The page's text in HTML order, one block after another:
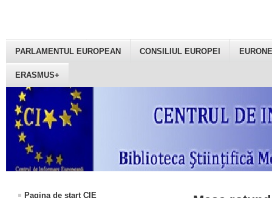
PARLAMENTUL EUROPEAN CONSILIUL EUROPEI
ERASMUS+
Pagina de start CIE